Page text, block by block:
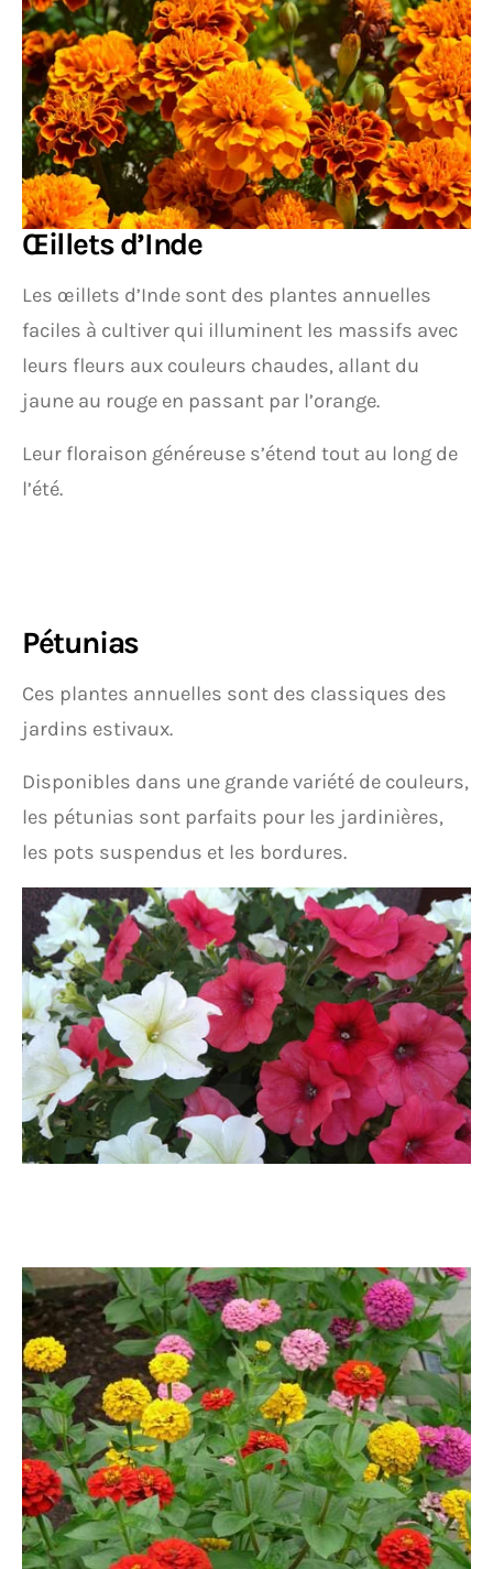
Œillets d’Inde
Les œillets d’Inde sont des plantes annuelles
faciles à cultiver qui illuminent les massifs avec
leurs fleurs aux couleurs chaudes, allant du
jaune au rouge en passant par l’orange.
Leur floraison généreuse s’étend tout au long de
l’été.
Pétunias
Ces plantes annuelles sont des classiques des
jardins estivaux.
Disponibles dans une grande variété de couleurs,
les pétunias sont parfaits pour les jardinières,
les pots suspendus et les bordures.